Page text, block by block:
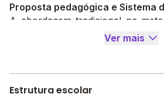
Proposta pedagógica e Sistema
A abordagem tradicional na
desenvolvida por meio de
Para aplicar a metodologia, a
Futuroutiliza a Plataforma
Ver mais
Estrutura escolar